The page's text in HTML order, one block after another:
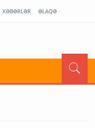
XƏBƏRLƏR ƏLAQƏ